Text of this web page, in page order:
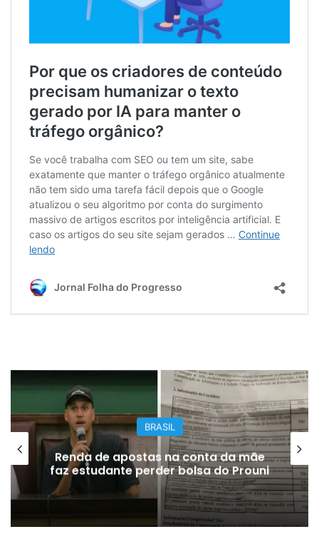
BRASIL
Renda de apostas na conta da mãe
faz estudante perder bolsa do Prouni